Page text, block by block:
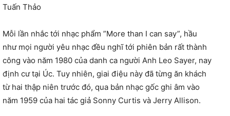
Tuấn Thảo
Mỗi lần nhắc tới nhạc phẩm ”More than I can say”, hầu
như mọi người yêu nhạc đều nghĩ tới phiên bản rất thành
công vào năm 1980 của danh ca người Anh Leo Sayer, nay
định cư tại Úc. Tuy nhiên, giai điệu này đã từng ăn khách
từ hai thập niên trước đó, qua bản nhạc gốc ghi âm vào
năm 1959 của hai tác giả Sonny Curtis và Jerry Allison.